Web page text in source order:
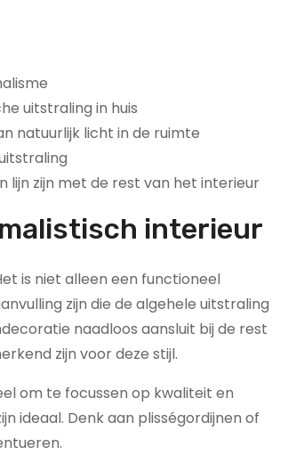
uitstraling in huis
natuurlijk licht in de ruimte
lijn zijn met de rest van het interieur
interieur
is niet alleen een functioneel
zijn die de algehele uitstraling
naadloos aansluit bij de rest
zijn voor deze stijl.
om te focussen op kwaliteit en
ideaal. Denk aan plisségordijnen of